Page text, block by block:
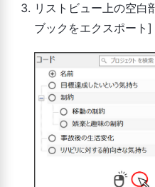
リストビュー上の空白
ブックをエクスポート]